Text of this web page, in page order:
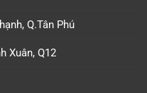
Q.Tân Phú
Xuân, Q12